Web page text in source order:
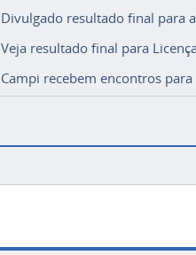
Divulgado resultado final para
Veja resultado final para
Campi recebem encontros